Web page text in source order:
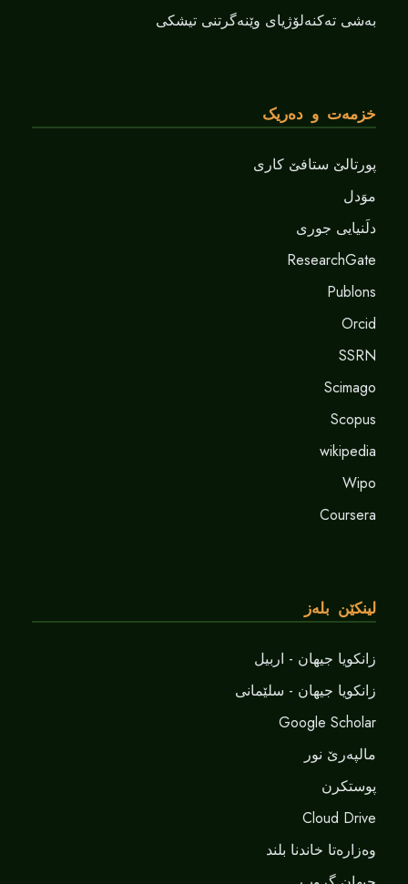
بەشی تەکنەلۆژیای وێنەگرتنی تیشکی
خزمەت و دەریک
پورتالێ ستافێ کاری
موَدل
دلَنيايى جورى
ResearchGate
Publons
Orcid
SSRN
Scimago
Scopus
wikipedia
Wipo
Coursera
لینکێن بلەز
زانکویا جیهان - اربیل
زانکویا جیهان - سلێمانی
Google Scholar
مالپەرێ نور
پوستکرن
Cloud Drive
وەزارەتا خاندنا بلند